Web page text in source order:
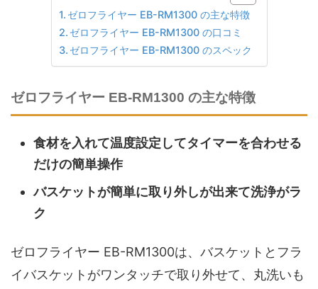
ゼロフライヤー EB-RM1300 の主な特徴
ゼロフライヤー EB-RM1300 の口コミ
ゼロフライヤー EB-RM1300 のスペック
ゼロフライヤー EB-RM1300 の主な特徴
食材を入れて温度設定してタイマーを合わせる
だけの簡単操作
バスケットが簡単に取り外しが出来て洗浄がラ
ク
ゼロフライヤー EB-RM1300は、バスケットとフラ
イバスケットがワンタッチで取り外せて、丸洗いも